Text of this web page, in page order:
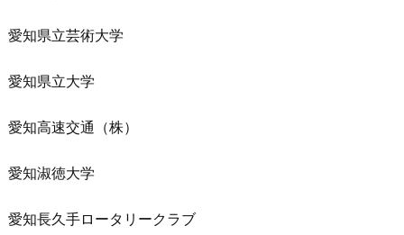
愛知県立芸術大学
愛知県立大学
愛知高速交通（株）
愛知淑徳大学
愛知長久手ロータリークラブ